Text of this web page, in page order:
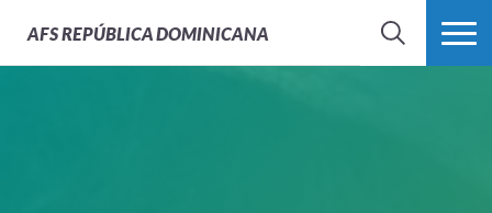
AFSREPÚBLICA DOMINICANA
BUSCAR MÁS